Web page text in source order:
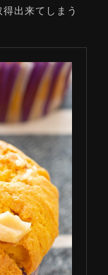
出来てしまう